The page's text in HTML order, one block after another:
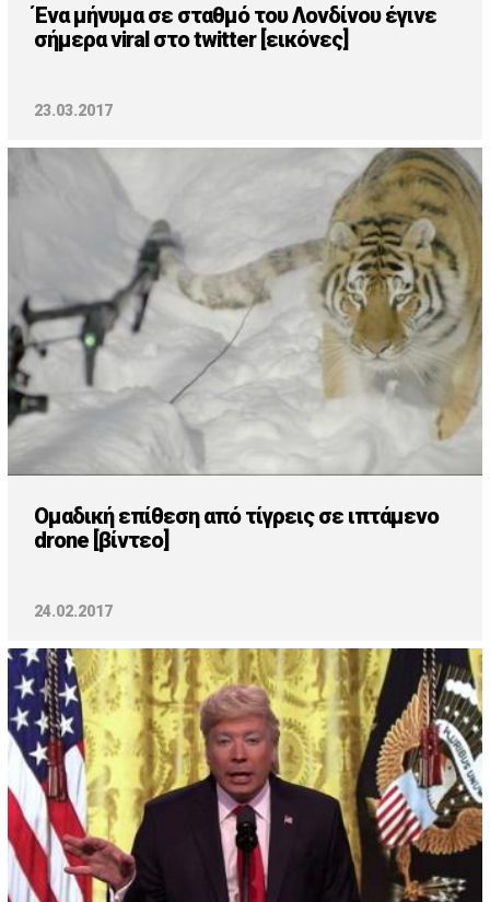
Ένα μήνυμα σε σταθμό του Λονδίνου έγινε
σήμερα viral στο twitter [εικόνες]
23.03.2017
Ομαδική επίθεση από τίγρεις σε ιπτάμενο
drone [βίντεο]
24.02.2017